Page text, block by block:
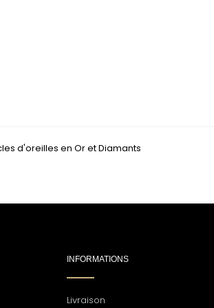
d'oreilles en Or et Diamants
INFORMATIONS
Livraison